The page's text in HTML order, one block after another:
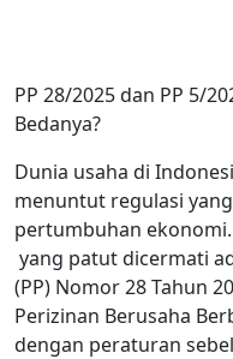
PP 28/2025 dan PP 5/
Bedanya?
Dunia usaha di
menuntut regulasi
pertumbuhan
yang patut dicermati
(PP) Nomor 28 Tahun
Perizinan Berusaha
dengan peraturan